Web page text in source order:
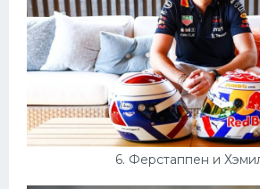
6. Ферстаппен и